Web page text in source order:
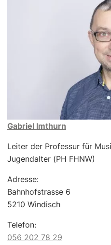
Gabriel Imthurn
Leiter der Professur für
Jugendalter (PH FHNW)
Adresse:
Bahnhofstrasse 6
5210 Windisch
Telefon:
056 202 78 29